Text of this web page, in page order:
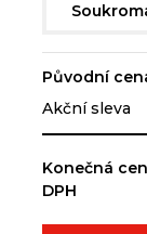
Původní
Akční sleva
Konečná
DPH